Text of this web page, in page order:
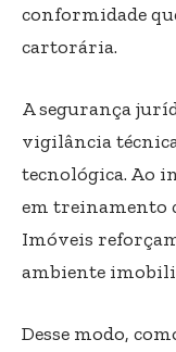
conformidade
cartorária.
A segurança
vigilância
tecnológica. Ao
em treinamento
Imóveis
ambiente
Desse modo,